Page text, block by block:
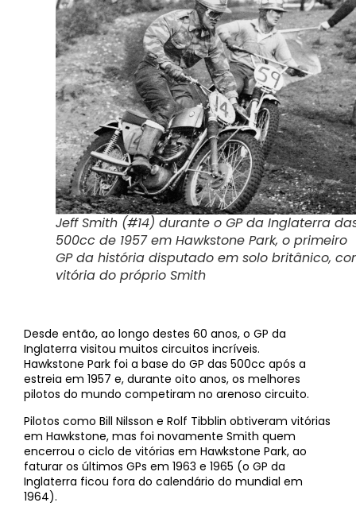
Jeff Smith (#14) durante o GP da Inglaterra
500cc de 1957 em Hawkstone Park, o primeiro
GP da história disputado em solo britânico,
vitória do próprio Smith
Desde então, ao longo destes 60 anos, o GP da
Inglaterra visitou muitos circuitos incríveis.
Hawkstone Park foi a base do GP das 500cc após a
estreia em 1957 e, durante oito anos, os melhores
pilotos do mundo competiram no arenoso circuito.
Pilotos como Bill Nilsson e Rolf Tibblin obtiveram vitórias
em Hawkstone, mas foi novamente Smith quem
encerrou o ciclo de vitórias em Hawkstone Park, ao
faturar os últimos GPs em 1963 e 1965 (o GP da
Inglaterra ficou fora do calendário do mundial em
1964).